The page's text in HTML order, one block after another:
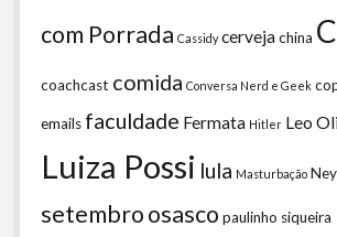
com Porrada Cassidy cervejachina
coachcast comida Conversa Nerd e Geek
emails faculdade Fermata Hitler Leo
Luiza Possi lula Masturbação
setembroosasco paulinho siqueira